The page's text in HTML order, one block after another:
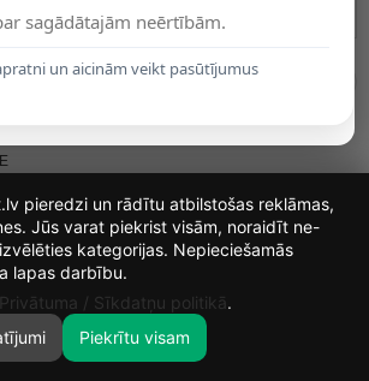
0
sagādātajām neērtībām.
un aicinām veikt pasūtījumus
4 25
MIN.
27
pieredzi un rādītu atbilstošas reklāmas,
Jūs varat piekrist visām, noraidīt ne-
kategorijas. Nepieciešamās
lapas darbību.
Privātuma / Sīkdatņu politikā.
Piekrītu visam